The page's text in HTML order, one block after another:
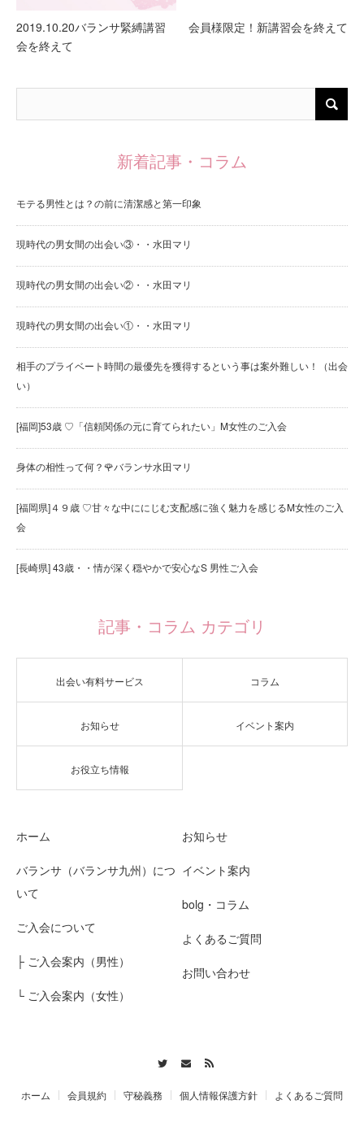
2019.10.20バランサ緊縛講習
会を終えて
会員様限定！新講習会を終えて
新着記事・コラム
モテる男性とは？の前に清潔感と第一印象
現時代の男女間の出会い③・・水田マリ
現時代の男女間の出会い②・・水田マリ
現時代の男女間の出会い①・・水田マリ
相手のプライベート時間の最優先を獲得するという事は案外難しい！（出会
い）
[福岡]53歳 ♡「信頼関係の元に育てられたい」M女性のご入会
身体の相性って何？🌹バランサ水田マリ
[福岡県]４９歳 ♡甘々な中ににじむ支配感に強く魅力を感じるM女性のご入
会
[長崎県] 43歳・・情が深く穏やかで安心なS 男性ご入会
記事・コラム カテゴリ
出会い有料サービス コラム
お知らせ イベント案内
お役立ち情報
ホーム
バランサ（バランサ九州）につ
いて
ご入会について
├ ご入会案内（男性）
└ ご入会案内（女性）
お知らせ
イベント案内
bolg・コラム
よくあるご質問
お問い合わせ
ホーム 会員規約 守秘義務 個人情報保護方針 よくあるご質問